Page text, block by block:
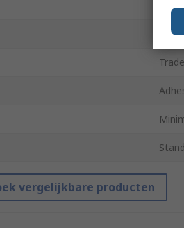
vergelijkbare producten